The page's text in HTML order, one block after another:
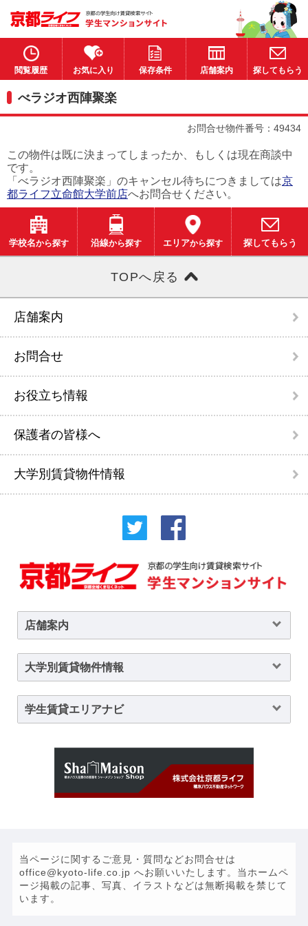
閲覧履歴 お気に入り 保存条件 店舗案内 探してもらう
べラジオ西陣聚楽
お問合せ物件番号：49434
この物件は既に決まってしまったか、もしくは現在商談中
です。
「べラジオ西陣聚楽」のキャンセル待ちにつきましては京
都ライフ立命館大学前店へお問合せください。
学校名から探す 沿線から探す エリアから探す 探してもらう
TOPへ戻る
店舗案内
お問合せ
お役立ち情報
保護者の皆様へ
大学別賃貸物件情報
店舗案内
大学別賃貸物件情報
学生賃貸エリアナビ
当ページに関するご意見・質問などお問合せは
office@kyoto-life.co.jp へお願いいたします。当ホームペ
ージ掲載の記事、写真、イラストなどは無断掲載を禁じて
います。